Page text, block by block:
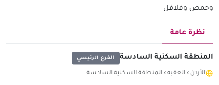
وحمص وفلافل
نظرة عامة
المنطقة السكنية السادسة الفرع الرئيسي
الأردن › العقبه › المنطقة السكنية السادسة